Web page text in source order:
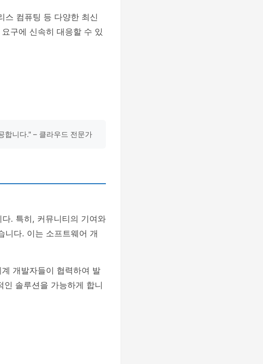
스 컴퓨팅 등 다양한 최신
구에 신속히 대응할 수 있
합니다." – 클라우드 전문가
. 특히, 커뮤니티의 기여와
니다. 이는 소프트웨어 개
개발자들이 협력하여 발
솔루션을 가능하게 합니